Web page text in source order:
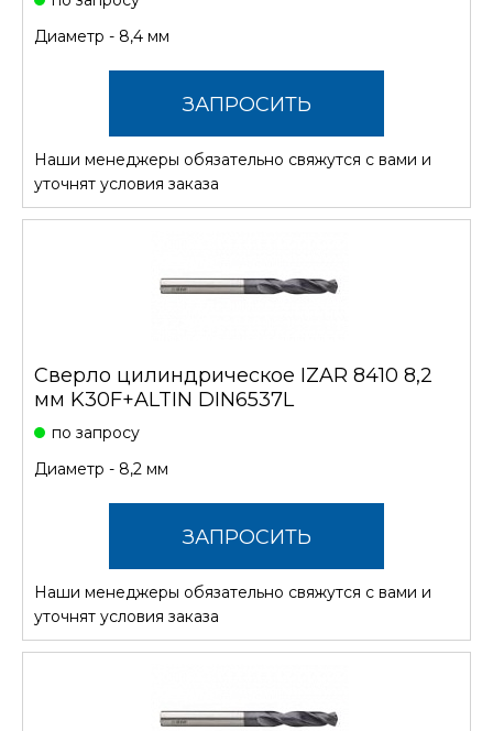
Диаметр - 8,4 мм
ЗАПРОСИТЬ
СТОИМОСТЬ
Наши менеджеры обязательно свяжутся с вами и
уточнят условия заказа
Сверло цилиндрическое IZAR 8410 8,2
мм K30F+ALTIN DIN6537L
по запросу
Диаметр - 8,2 мм
ЗАПРОСИТЬ
СТОИМОСТЬ
Наши менеджеры обязательно свяжутся с вами и
уточнят условия заказа